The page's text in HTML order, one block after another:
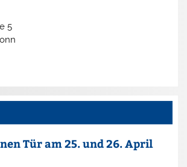
5
Tür am 25. und 26. April